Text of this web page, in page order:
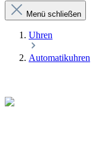
Menü schließen
Uhren
Automatikuhren